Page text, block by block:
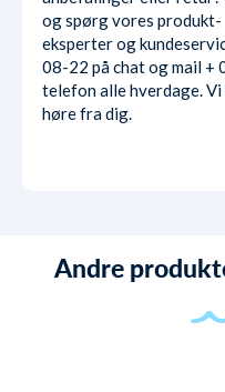
og spørg vores produkt-
eksperter og
08-22 på chat og mail +
telefon alle hverdage. Vi
høre fra dig.
Andre